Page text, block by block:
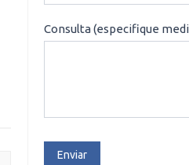
Consulta (especifique
Enviar